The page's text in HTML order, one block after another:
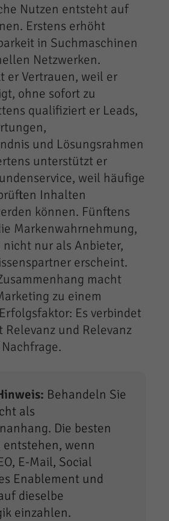
Nutzen entsteht auf
Erstens erhöht
in Suchmaschinen
Netzwerken.
er Vertrauen, weil er
ohne sofort zu
qualifiziert er Leads,
und Lösungsrahmen
unterstützt er
weil häufige
Inhalten
können. Fünftens
Markenwahrnehmung,
nur als Anbieter,
erscheint.
macht
zu einem
Es verbindet
Relevanz und Relevanz
Behandeln Sie
als
Die besten
entstehen, wenn
E-Mail, Social
Enablement und
dieselbe
einzahlen.